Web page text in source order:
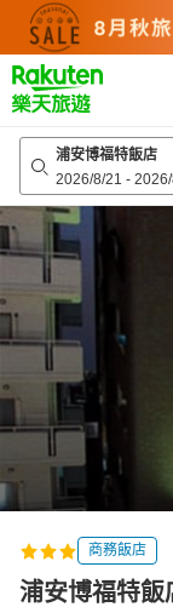
top
page
浦安博福特飯店
2026/8/21 -
商務飯店
浦安博福特飯